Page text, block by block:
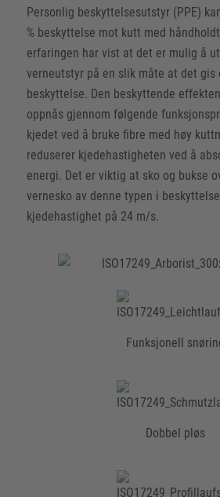
Personlig beskyttelsesutstyr (PPE)
% beskyttelse mot kutt med
erfaringen har vist at det er mulig å
verneutstyr på en slik måte at det gis
beskyttelse. Den beskyttende
oppnås gjennom følgende
kjedet ved å bruke fibre med høy
reduserer kjedehastigheten ved å
energi. Det er viktig at sko og bukse
vernesko av denne typen i
kjedehastighet på 24 m/s.
Funksjonell
Dobbel pløs